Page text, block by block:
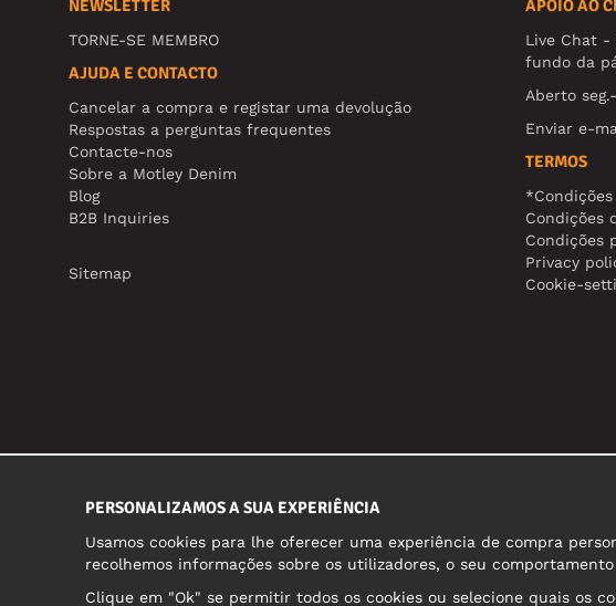
NEWSLETTER
TORNE-SE MEMBRO
AJUDA E CONTACTO
Cancelar a compra e registar uma devolução
Respostas a perguntas frequentes
Contacte-nos
Sobre a Motley Denim
Blog
B2B Inquiries
Sitemap
APOIO AO
Live Chat
fundo da
Aberto
Enviar e-
TERMOS
Condições
Condições
Privacy
Cookie-
PERSONALIZAMOS A SUA EXPERIÊNCIA
Usamos cookies para lhe oferecer uma experiência de compra
recolhemos informações sobre os utilizadores, o seu
Clique em "Ok" se permitir todos os cookies ou selecione quais os